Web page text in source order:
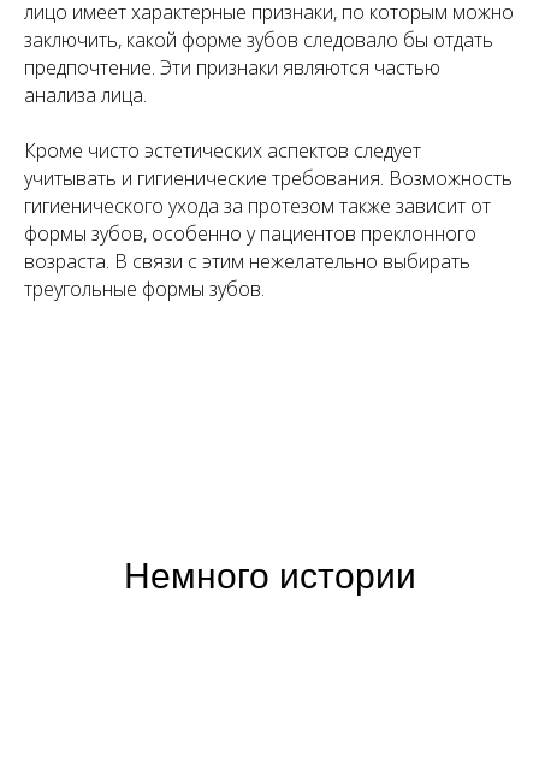
лицо имеет характерные признаки, по которым можно
заключить, какой форме зубов следовало бы отдать
предпочтение. Эти признаки являются частью
анализа лица.
Кроме чисто эстетических аспектов следует
учитывать и гигиенические требования. Возможность
гигиенического ухода за протезом также зависит от
формы зубов, особенно у пациентов преклонного
возраста. В связи с этим нежелательно выбирать
треугольные формы зубов.
Немного истории